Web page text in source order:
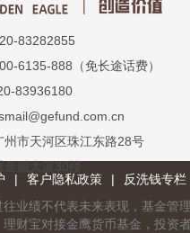
83282855
6135-888（免长途话费）
州市天河区珠江东路28号
金融大厦30楼
| 客户隐私政策 |
反洗钱专栏
往业绩不代表未来表现，基金管
理财宝对接金鹰货币基金，投资